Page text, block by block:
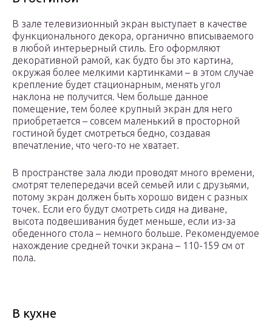
В зале телевизионный экран выступает в качестве
функционального декора, органично вписываемого
в любой интерьерный стиль. Его оформляют
декоративной рамой, как будто бы это картина,
окружая более мелкими картинками – в этом случае
крепление будет стационарным, менять угол
наклона не получится. Чем больше данное
помещение, тем более крупный экран для него
приобретается – совсем маленький в просторной
гостиной будет смотреться бедно, создавая
впечатление, что чего-то не хватает.
В пространстве зала люди проводят много времени,
смотрят телепередачи всей семьей или с друзьями,
потому экран должен быть хорошо виден с разных
точек. Если его будут смотреть сидя на диване,
высота подвешивания будет меньше, если из-за
обеденного стола – немного больше. Рекомендуемое
нахождение средней точки экрана – 110-159 см от
пола.
В кухне